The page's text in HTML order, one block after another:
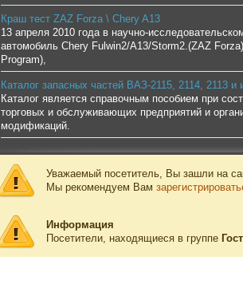
Краш тест ZAZ Forza \ Chery A13
13 апреля 2010 года в научно-
автомобиль Chery Fulwin2/A13/Storm2.(ZAZ
Program),
Каталог запасных частей ВАЗ-2115, 2114, 2113
Каталог является справочным пособием при
торговых и обслуживающих предприятий и
модификаций.
Уважаемый посетитель, Вы зашли на
Мы рекомендуем Вам
Информация
Посетители, находящиеся в группе